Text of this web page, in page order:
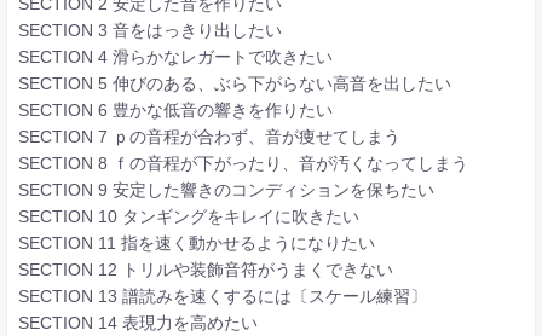
SECTION 3 音をはっきり出したい
SECTION 4 滑らかなレガートで吹きたい
SECTION 5 伸びのある、ぶら下がらない高音を出したい
SECTION 6 豊かな低音の響きを作りたい
SECTION 7 ｐの音程が合わず、音が痩せてしまう
SECTION 8 ｆの音程が下がったり、音が汚くなってしまう
SECTION 9 安定した響きのコンディションを保ちたい
SECTION 10 タンギングをキレイに吹きたい
SECTION 11 指を速く動かせるようになりたい
SECTION 12 トリルや装飾音符がうまくできない
SECTION 13 譜読みを速くするには〔スケール練習〕
SECTION 14 表現力を高めたい